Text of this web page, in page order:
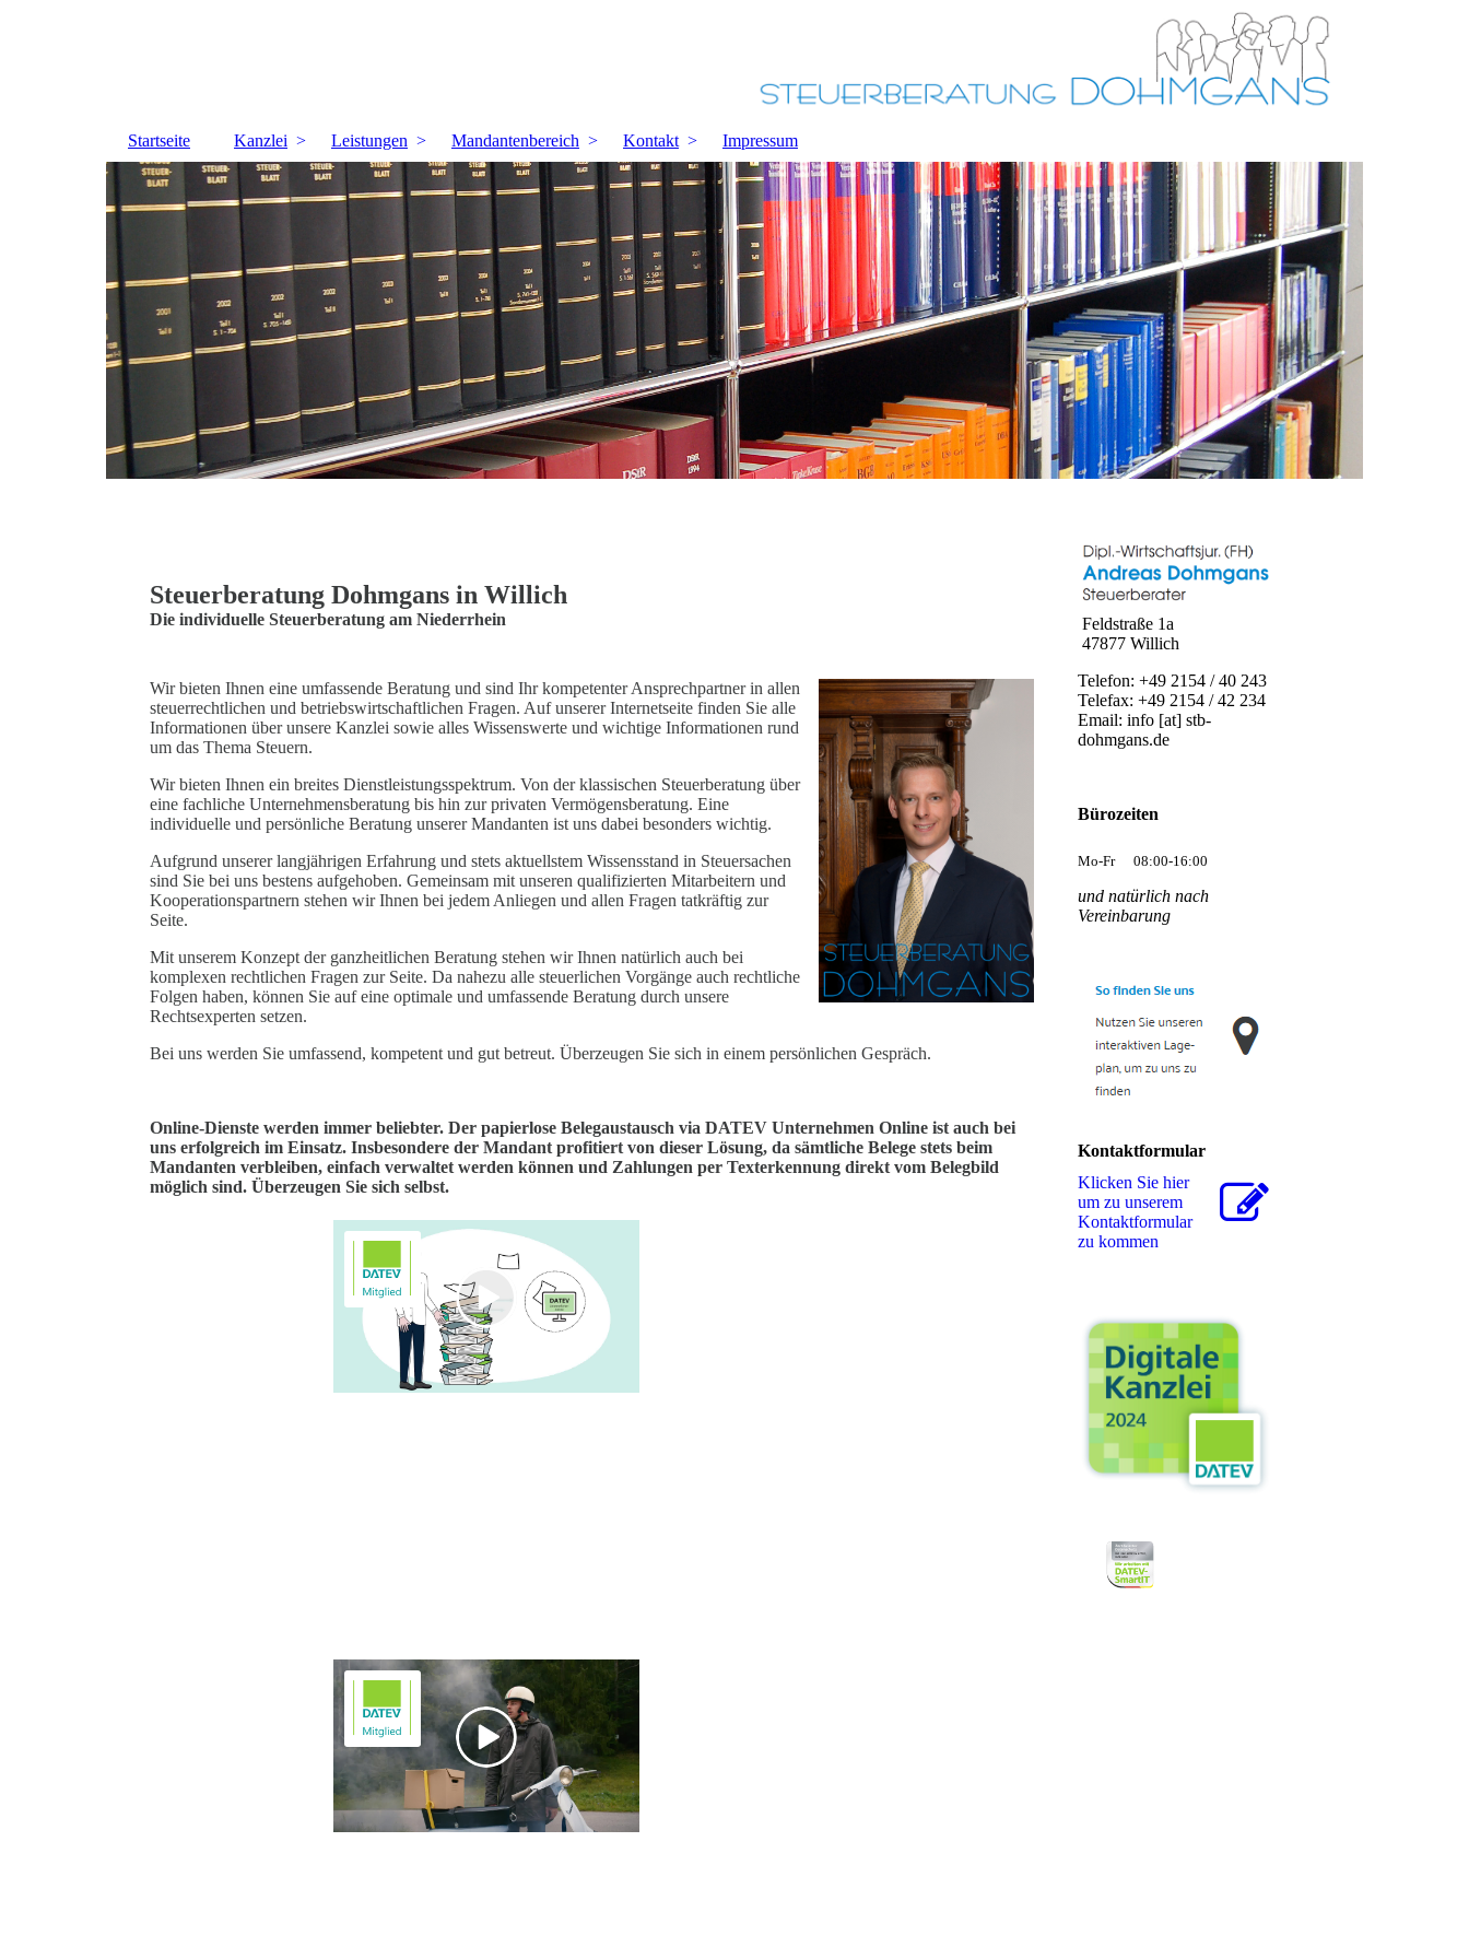
Startseite Kanzlei Leistungen Mandantenbereich Kontakt Impressum
Steuerberatung Dohmgans in Willich
Die individuelle Steuerberatung am Niederrhein
Wir bieten Ihnen eine umfassende Beratung und sind Ihr kompetenter Ansprechpartner in allen
steuerrechtlichen und betriebswirtschaftlichen Fragen. Auf unserer Internetseite finden Sie alle
Informationen über unsere Kanzlei sowie alles Wissenswerte und wichtige Informationen rund
um das Thema Steuern.
Wir bieten Ihnen ein breites Dienstleistungsspektrum. Von der klassischen Steuerberatung über
eine fachliche Unternehmensberatung bis hin zur privaten Vermögensberatung. Eine
individuelle und persönliche Beratung unserer Mandanten ist uns dabei besonders wichtig.
Aufgrund unserer langjährigen Erfahrung und stets aktuellstem Wissensstand in Steuersachen
sind Sie bei uns bestens aufgehoben. Gemeinsam mit unseren qualifizierten Mitarbeitern und
Kooperationspartnern stehen wir Ihnen bei jedem Anliegen und allen Fragen tatkräftig zur
Seite.
Mit unserem Konzept der ganzheitlichen Beratung stehen wir Ihnen natürlich auch bei
komplexen rechtlichen Fragen zur Seite. Da nahezu alle steuerlichen Vorgänge auch rechtliche
Folgen haben, können Sie auf eine optimale und umfassende Beratung durch unsere
Rechtsexperten setzen.
Bei uns werden Sie umfassend, kompetent und gut betreut. Überzeugen Sie sich in einem persönlichen Gespräch.
Online-Dienste werden immer beliebter. Der papierlose Belegaustausch via DATEV Unternehmen Online ist auch bei
uns erfolgreich im Einsatz. Insbesondere der Mandant profitiert von dieser Lösung, da sämtliche Belege stets beim
Mandanten verbleiben, einfach verwaltet werden können und Zahlungen per Texterkennung direkt vom Belegbild
möglich sind. Überzeugen Sie sich selbst.
Feldstraße 1a
47877 Willich
Telefon: +49 2154 / 40 243
Telefax: +49 2154 / 42 234
Email: info [at] stb-
dohmgans.de
Bürozeiten
Mo-Fr 08:00-16:00
und natürlich nach
Vereinbarung
Kontaktformular
Klicken Sie hier
um zu unserem
Kon­takt­for­mu­lar
zu kommen